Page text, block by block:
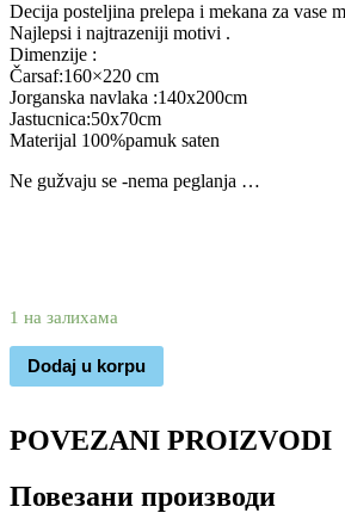
Decija posteljina prelepa i mekana za vase
Najlepsi i najtrazeniji motivi .
Dimenzije :
Čarsaf:160×220 cm
Jorganska navlaka :140x200cm
Jastucnica:50x70cm
Materijal 100%pamuk saten
Ne gužvaju se -nema peglanja …
1 на залихама
Dodaj u korpu
POVEZANI PROIZVODI
Повезани производи